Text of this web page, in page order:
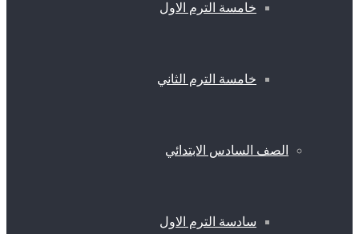
خامسة الترم الاول
خامسة الترم الثاني
الصف السادس الابتدائي
سادسة الترم الاول